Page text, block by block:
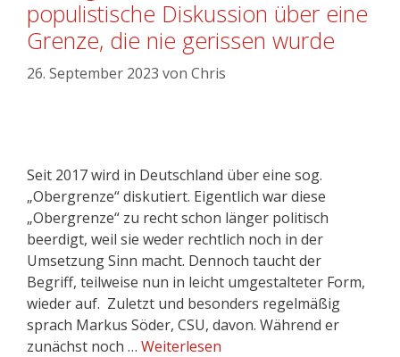
populistische Diskussion über eine
Grenze, die nie gerissen wurde
26. September 2023 von Chris
Seit 2017 wird in Deutschland über eine sog.
„Obergrenze“ diskutiert. Eigentlich war diese
„Obergrenze“ zu recht schon länger politisch
beerdigt, weil sie weder rechtlich noch in der
Umsetzung Sinn macht. Dennoch taucht der
Begriff, teilweise nun in leicht umgestalteter Form,
wieder auf. Zuletzt und besonders regelmäßig
sprach Markus Söder, CSU, davon. Während er
zunächst noch … Weiterlesen